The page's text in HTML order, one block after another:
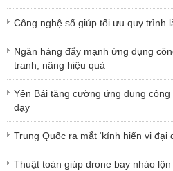
Công nghệ số giúp tối ưu quy trình
Ngân hàng đẩy mạnh ứng dụng
tranh, nâng hiệu quả
Yên Bái tăng cường ứng dụng
dạy
Trung Quốc ra mắt ‘kính hiển vi đại
Thuật toán giúp drone bay nhào